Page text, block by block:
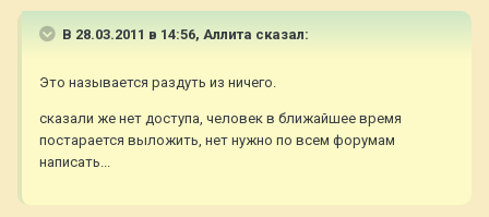
В 28.03.2011 в 14:56, Аллита сказал:
Это называется раздуть из ничего.
сказали же нет доступа, человек в ближайшее время
постарается выложить, нет нужно по всем форумам
написать...